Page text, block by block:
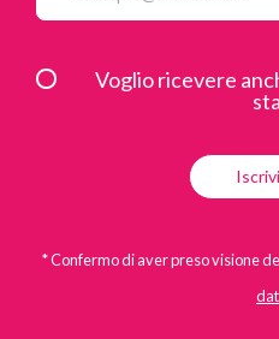
Voglio ricevere
* Confermo di aver preso visione